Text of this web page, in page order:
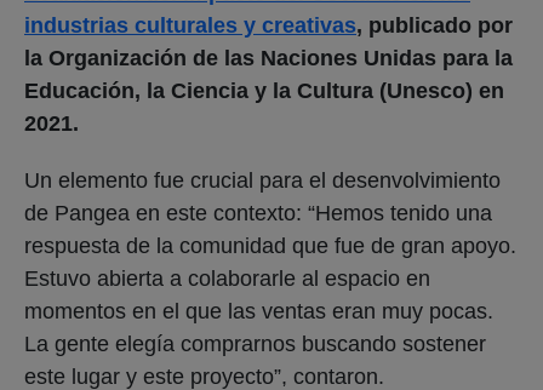
industrias culturales y creativas, publicado por
la Organización de las Naciones Unidas para la
Educación, la Ciencia y la Cultura (Unesco) en
2021.
Un elemento fue crucial para el desenvolvimiento
de Pangea en este contexto: “Hemos tenido una
respuesta de la comunidad que fue de gran apoyo.
Estuvo abierta a colaborarle al espacio en
momentos en el que las ventas eran muy pocas.
La gente elegía comprarnos buscando sostener
este lugar y este proyecto”, contaron.